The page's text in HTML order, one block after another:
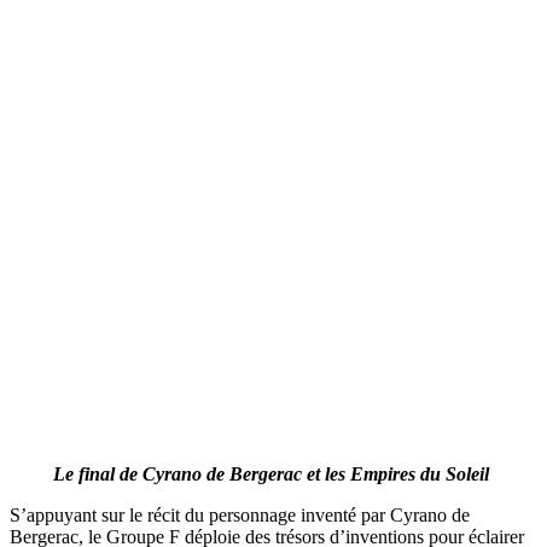
Le final de Cyrano de Bergerac et les Empires du Soleil
S’appuyant sur le récit du personnage inventé par Cyrano de
Bergerac, le Groupe F déploie des trésors d’inventions pour éclairer